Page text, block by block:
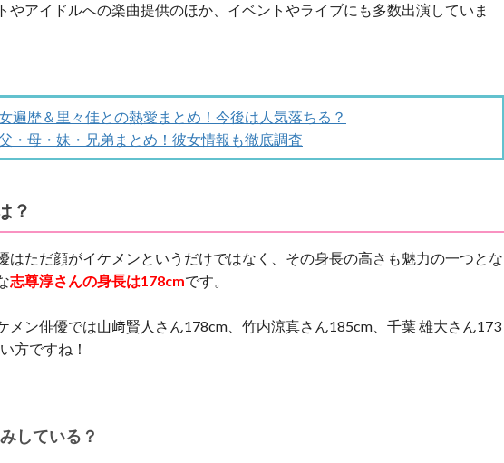
やアイドルへの楽曲提供のほか、イベントやライブにも多数出演していま
遍歴＆里々佳との熱愛まとめ！今後は人気落ちる？
・母・妹・兄弟まとめ！彼女情報も徹底調査
？
はただ顔がイケメンというだけではなく、その身長の高さも魅力の一つとな
志尊淳さんの身長は178cmです。
メン俳優では山﨑賢人さん178cm、竹内涼真さん185cm、千葉 雄大さん173
方ですね！
している？